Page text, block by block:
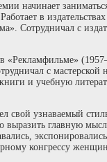
начинает
в
Сотрудничал с
«Рекламфильме»
с
и учебную
свой узнаваемый
выразить главную
конгрессу